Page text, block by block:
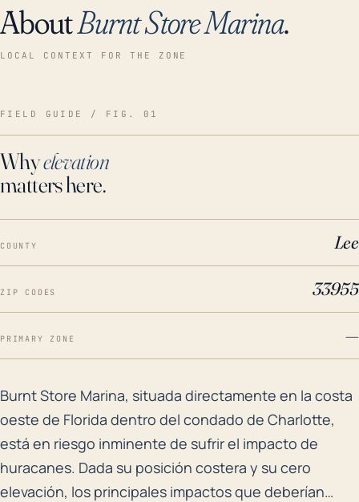
AboutBurnt Store Marina.
LOCAL CONTEXT FOR THE ZONE
FIELD GUIDE / FIG. 01
Whyelevation
matters here.
COUNTY Lee
ZIP CODES 33955
PRIMARY ZONE —
Burnt Store Marina, situada directamente en la
Burnt Store Marina, situada directamente en la costa
oeste de Florida dentro del condado de Charlotte,
está en riesgo inminente de sufrir el impacto de
huracanes. Dada su posición costera y su cero
elevación, los principales impactos que deberían